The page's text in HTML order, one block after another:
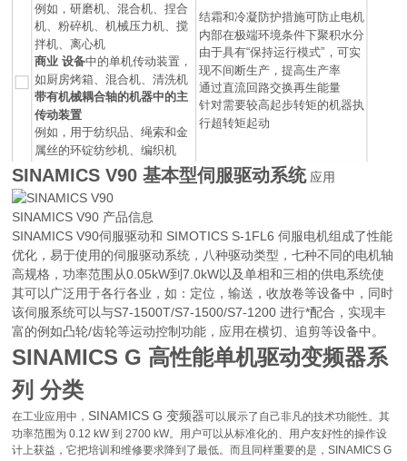
例如，研磨机、混合机、捏合
机、粉碎机、机械压力机、搅
拌机、离心机
商业 设备中的单机传动装置，
如厨房烤箱、混合机、清洗机
带有机械耦合轴的机器中的主
传动装置
例如，用于纺织品、绳索和金
属丝的环锭纺纱机、编织机
结霜和冷凝防护措施可防止电机
内部在极端环境条件下聚积水分
由于具有“保持运行模式”，可实
现不间断生产，提高生产率
通过直流回路交换再生能量
针对需要较高起步转矩的机器执
行超转矩起动
SINAMICS V90 基本型伺服驱动系统应用
SINAMICS V90 产品信息
SINAMICS V90伺服驱动和 SIMOTICS S-1FL6 伺服电机组成了性能
优化，易于使用的伺服驱动系统，八种驱动类型，七种不同的电机轴
高规格，功率范围从0.05kW到7.0kW以及单相和三相的供电系统使
其可以广泛用于各行各业，如：定位，输送，收放卷等设备中，同时
该伺服系统可以与S7-1500T/S7-1500/S7-1200 进行*配合，实现丰
富的例如凸轮/齿轮等运动控制功能，应用在横切、追剪等设备中。
SINAMICS G 高性能单机驱动变频器系
列 分类
在工业应用中， SINAMICS G 变频器可以展示了自己非凡的技术功能性。其
功率范围为 0.12 kW 到 2700 kW。用户可以从标准化的、用户友好性的操作设
计上获益，它把培训和维修要求降到了最低。而且同样重要的是，SINAMICS G